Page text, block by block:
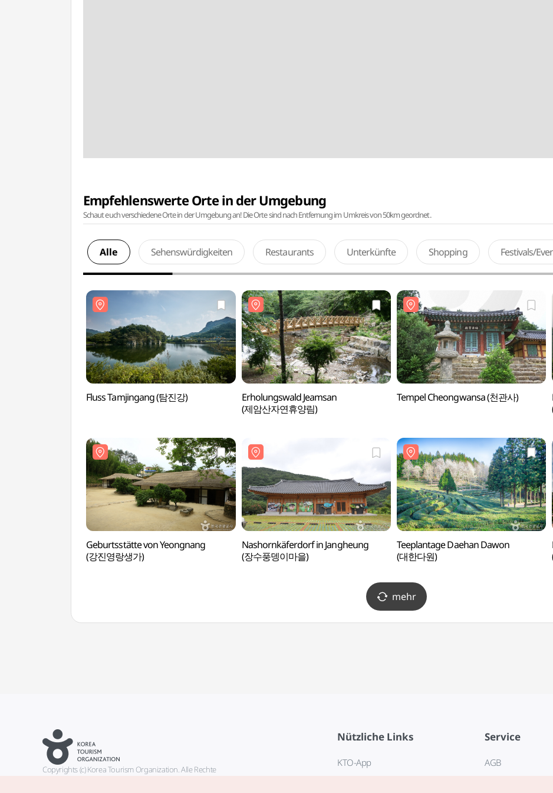
Empfehlenswerte Orte in der Umgebung
Schaut euch verschiedene Orte in der Umgebung an! Die Orte sind nach Entfernung im Umkreis von 50km geordnet.
Alle Sehenswürdigkeiten Restaurants Unterkünfte Shopping Festivals/
Fluss Tamjingang (탐진강)
Erholungswald Jeamsan
(제암산자연휴양림)
Tempel Cheongwansa (천관사)
Geburtsstätte von Yeongnang
(강진영랑생가)
Nashornkäferdorf in Jangheung
(장수풍뎅이마을)
Teeplantage Daehan Dawon
(대한다원)
mehr
Nützliche Links
KTO-App
Service
AGB
Copyrights (c) Korea Tourism Organization. Alle Rechte